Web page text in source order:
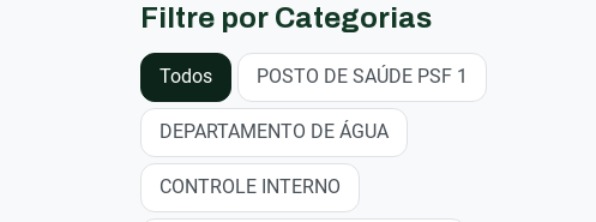
Filtre por Categorias
Todos POSTO DE SAÚDE PSF 1
DEPARTAMENTO DE ÁGUA
CONTROLE INTERNO